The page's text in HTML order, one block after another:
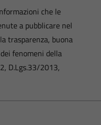
che le
a pubblicare nel
trasparenza, buona
fenomeni della
D.Lgs.33/2013,